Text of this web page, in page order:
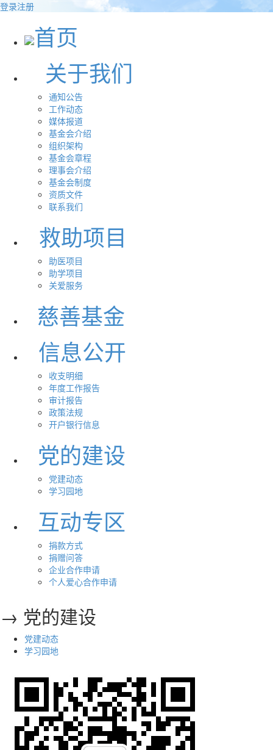
登录注册
首页
关于我们
通知公告
工作动态
媒体报道
基金会介绍
组织架构
基金会章程
理事会介绍
基金会制度
资质文件
联系我们
救助项目
助医项目
助学项目
关爱服务
慈善基金
信息公开
收支明细
年度工作报告
审计报告
政策法规
开户银行信息
党的建设
党建动态
学习园地
互动专区
捐款方式
捐赠问答
企业合作申请
个人爱心合作申请
→ 党的建设
党建动态
学习园地